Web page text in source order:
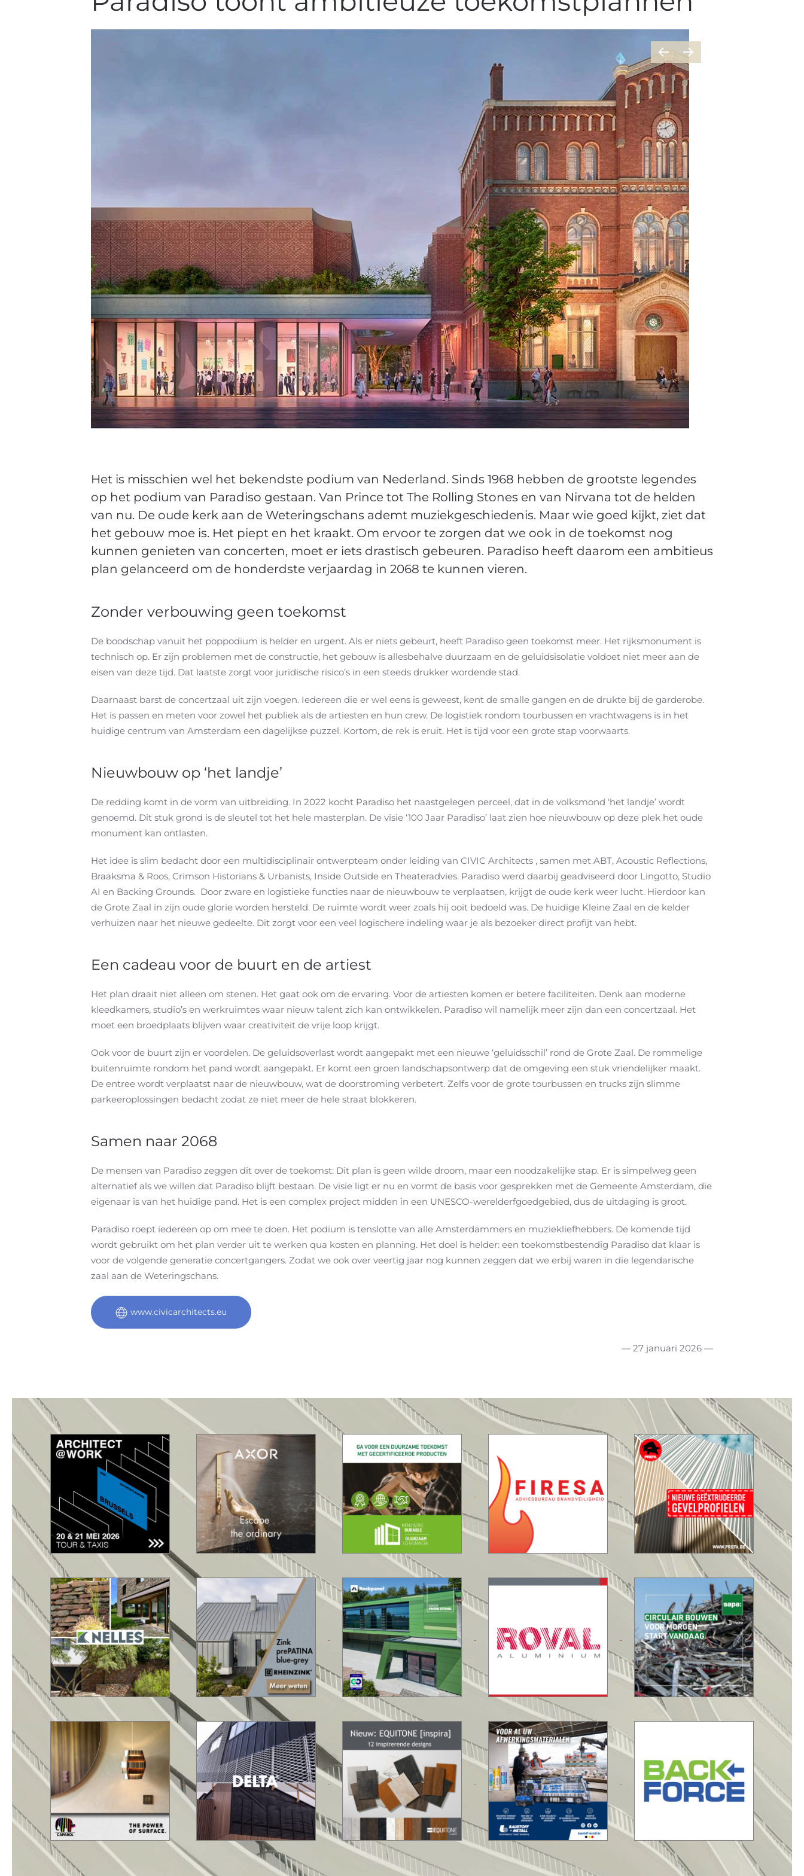
Het is misschien wel het bekendste podium van Nederland. Sinds 1968 hebben de grootste legendes
op het podium van Paradiso gestaan. Van Prince tot The Rolling Stones en van Nirvana tot de helden
van nu. De oude kerk aan de Weteringschans ademt muziekgeschiedenis. Maar wie goed kijkt, ziet dat
het gebouw moe is. Het piept en het kraakt. Om ervoor te zorgen dat we ook in de toekomst nog
kunnen genieten van concerten, moet er iets drastisch gebeuren. Paradiso heeft daarom een ambitieus
plan gelanceerd om de honderdste verjaardag in 2068 te kunnen vieren.
Zonder verbouwing geen toekomst
De boodschap vanuit het poppodium is helder en urgent. Als er niets gebeurt, heeft Paradiso geen toekomst meer. Het rijksmonument is
technisch op. Er zijn problemen met de constructie, het gebouw is allesbehalve duurzaam en de geluidsisolatie voldoet niet meer aan de
eisen van deze tijd. Dat laatste zorgt voor juridische risico’s in een steeds drukker wordende stad.
Daarnaast barst de concertzaal uit zijn voegen. Iedereen die er wel eens is geweest, kent de smalle gangen en de drukte bij de garderobe.
Het is passen en meten voor zowel het publiek als de artiesten en hun crew. De logistiek rondom tourbussen en vrachtwagens is in het
huidige centrum van Amsterdam een dagelijkse puzzel. Kortom, de rek is eruit. Het is tijd voor een grote stap voorwaarts.
Nieuwbouw op ‘het landje’
De redding komt in de vorm van uitbreiding. In 2022 kocht Paradiso het naastgelegen perceel, dat in de volksmond ‘het landje’ wordt
genoemd. Dit stuk grond is de sleutel tot het hele masterplan. De visie ‘100 Jaar Paradiso’ laat zien hoe nieuwbouw op deze plek het oude
monument kan ontlasten.
Het idee is slim bedacht door een multidisciplinair ontwerpteam onder leiding van CIVIC Architects , samen met ABT, Acoustic Reflections,
Braaksma & Roos, Crimson Historians & Urbanists, Inside Outside en Theateradvies. Paradiso werd daarbij geadviseerd door Lingotto, Studio
AI en Backing Grounds. Door zware en logistieke functies naar de nieuwbouw te verplaatsen, krijgt de oude kerk weer lucht. Hierdoor kan
de Grote Zaal in zijn oude glorie worden hersteld. De ruimte wordt weer zoals hij ooit bedoeld was. De huidige Kleine Zaal en de kelder
verhuizen naar het nieuwe gedeelte. Dit zorgt voor een veel logischere indeling waar je als bezoeker direct profijt van hebt.
Een cadeau voor de buurt en de artiest
Het plan draait niet alleen om stenen. Het gaat ook om de ervaring. Voor de artiesten komen er betere faciliteiten. Denk aan moderne
kleedkamers, studio’s en werkruimtes waar nieuw talent zich kan ontwikkelen. Paradiso wil namelijk meer zijn dan een concertzaal. Het
moet een broedplaats blijven waar creativiteit de vrije loop krijgt.
Ook voor de buurt zijn er voordelen. De geluidsoverlast wordt aangepakt met een nieuwe ‘geluidsschil’ rond de Grote Zaal. De rommelige
buitenruimte rondom het pand wordt aangepakt. Er komt een groen landschapsontwerp dat de omgeving een stuk vriendelijker maakt.
De entree wordt verplaatst naar de nieuwbouw, wat de doorstroming verbetert. Zelfs voor de grote tourbussen en trucks zijn slimme
parkeeroplossingen bedacht zodat ze niet meer de hele straat blokkeren.
Samen naar 2068
De mensen van Paradiso zeggen dit over de toekomst: Dit plan is geen wilde droom, maar een noodzakelijke stap. Er is simpelweg geen
alternatief als we willen dat Paradiso blijft bestaan. De visie ligt er nu en vormt de basis voor gesprekken met de Gemeente Amsterdam, die
eigenaar is van het huidige pand. Het is een complex project midden in een UNESCO-werelderfgoedgebied, dus de uitdaging is groot.
Paradiso roept iedereen op om mee te doen. Het podium is tenslotte van alle Amsterdammers en muziekliefhebbers. De komende tijd
wordt gebruikt om het plan verder uit te werken qua kosten en planning. Het doel is helder: een toekomstbestendig Paradiso dat klaar is
voor de volgende generatie concertgangers. Zodat we ook over veertig jaar nog kunnen zeggen dat we erbij waren in die legendarische
zaal aan de Weteringschans.
www.civicarchitects.eu
— 27 januari 2026 —